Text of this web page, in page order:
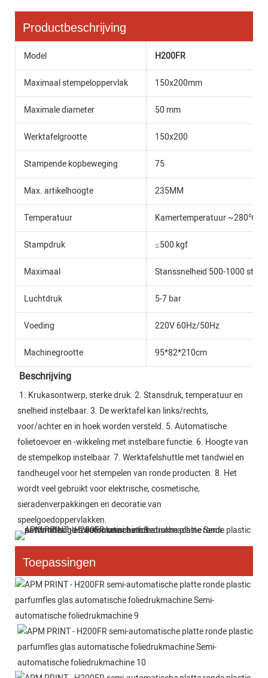
Productbeschrijving
Model H200FR
Maximaal stempeloppervlak 150x200mm
Maximale diameter 50 mm
Werktafelgrootte 150x200
Stampende kopbeweging 75
Max. artikelhoogte 235MM
Temperatuur Kamertemperatuur ~280℃
Stampdruk ≤500 kgf
Maximaal Stanssnelheid 500-1000
Luchtdruk 5-7 bar
Voeding 220V 60Hz/50Hz
Machinegrootte 95*82*210cm
Beschrijving
1. Krukasontwerp, sterke druk. 2. Stansdruk, temperatuur en
snelheid instelbaar. 3. De werktafel kan links/rechts,
voor/achter en in hoek worden versteld. 5. Automatische
folietoevoer en -wikkeling met instelbare functie. 6. Hoogte van
de stempelkop instelbaar. 7. Werktafelshuttle met tandwiel en
tandheugel voor het stempelen van ronde producten. 8. Het
wordt veel gebruikt voor elektrische, cosmetische,
sieradenverpakkingen en decoratie van
speelgoedoppervlakken.
Toepassingen